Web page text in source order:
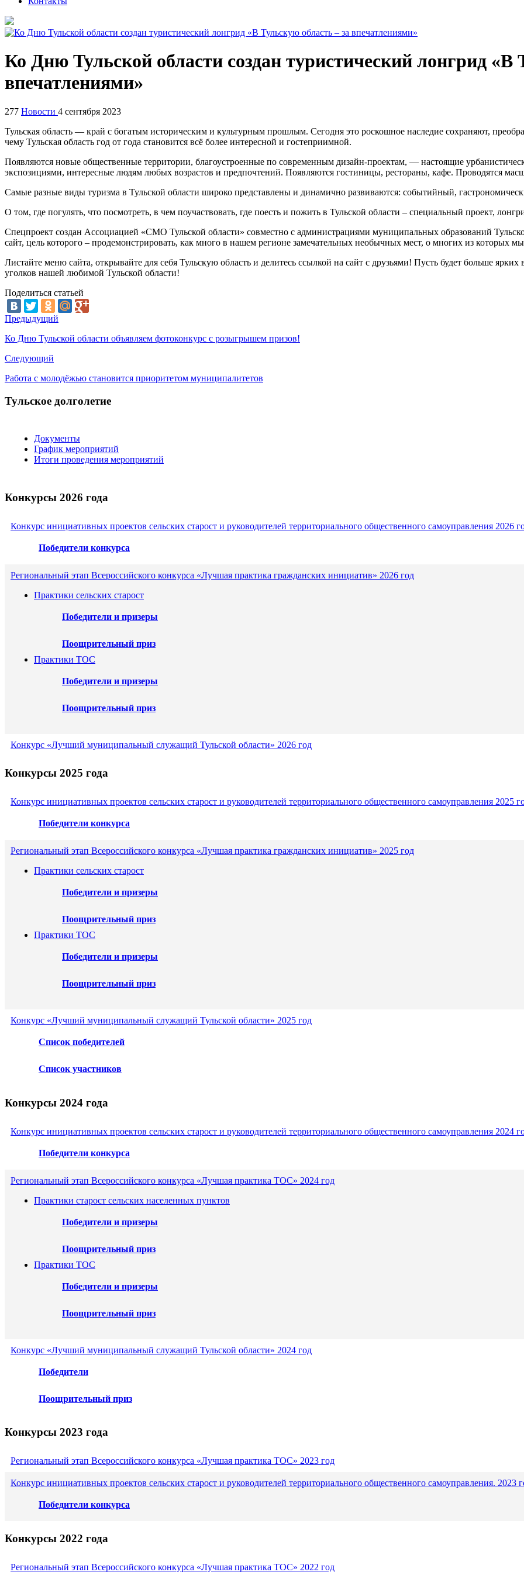
Ко Дню Тульской области создан туристический лонгрид «В
впечатлениями»
277 Новости 4 сентября 2023
Тульская область — край с богатым историческим и культурным прошлым. Сегодня это роскошное наследие сохраняют,
чему Тульская область год от года становится всё более интересной и гостеприимной.
Появляются новые общественные территории, благоустроенные по современным дизайн-проектам, — настоящие
экспозициями, интересные людям любых возрастов и предпочтений. Появляются гостиницы, рестораны, кафе. Проводятся
Самые разные виды туризма в Тульской области широко представлены и динамично развиваются: событийный,
О том, где погулять, что посмотреть, в чем поучаствовать, где поесть и пожить в Тульской области – специальный проект,
Спецпроект создан Ассоциацией «СМО Тульской области» совместно с администрациями муниципальных образований
сайт, цель которого – продемонстрировать, как много в нашем регионе замечательных необычных мест, о многих из которых
Листайте меню сайта, открывайте для себя Тульскую область и делитесь ссылкой на сайт с друзьями! Пусть будет больше
уголков нашей любимой Тульской области!
Поделиться статьей
Предыдущий
Ко Дню Тульской области объявляем фотоконкурс с розыгрышем призов!
Следующий
Работа с молодёжью становится приоритетом муниципалитетов
Тульское долголетие
Документы
График мероприятий
Итоги проведения мероприятий
Конкурсы 2026 года
Конкурс инициативных проектов сельских старост и руководителей территориального общественного самоуправления 2026
Победители конкурса
Региональный этап Всероссийского конкурса «Лучшая практика гражданских инициатив» 2026 год
Практики сельских старост
Победители и призеры
Поощрительный приз
Практики ТОС
Победители и призеры
Поощрительный приз
Конкурс «Лучший муниципальный служащий Тульской области» 2026 год
Конкурсы 2025 года
Конкурс инициативных проектов сельских старост и руководителей территориального общественного самоуправления 2025
Победители конкурса
Региональный этап Всероссийского конкурса «Лучшая практика гражданских инициатив» 2025 год
Практики сельских старост
Победители и призеры
Поощрительный приз
Практики ТОС
Победители и призеры
Поощрительный приз
Конкурс «Лучший муниципальный служащий Тульской области» 2025 год
Список победителей
Список участников
Конкурсы 2024 года
Конкурс инициативных проектов сельских старост и руководителей территориального общественного самоуправления 2024
Победители конкурса
Региональный этап Всероссийского конкурса «Лучшая практика ТОС» 2024 год
Практики старост сельских населенных пунктов
Победители и призеры
Поощрительный приз
Практики ТОС
Победители и призеры
Поощрительный приз
Конкурс «Лучший муниципальный служащий Тульской области» 2024 год
Победители
Поощрительный приз
Конкурсы 2023 года
Региональный этап Всероссийского конкурса «Лучшая практика ТОС» 2023 год
Конкурс инициативных проектов сельских старост и руководителей территориального общественного самоуправления. 2023
Победители конкурса
Конкурсы 2022 года
Региональный этап Всероссийского конкурса «Лучшая практика ТОС» 2022 год